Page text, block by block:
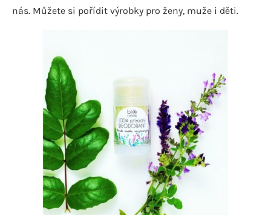
nás. Můžete si pořídit výrobky pro ženy, muže i děti.